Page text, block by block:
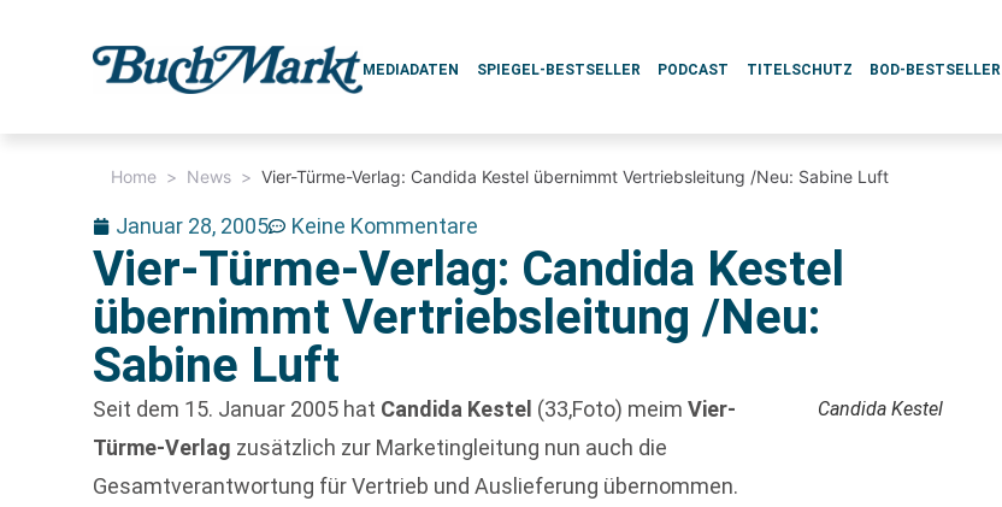
MEDIADATEN SPIEGEL-BESTSELLER PODCAST TITELSCHUTZ BOD-BESTSELLER
Home > News > Vier-Türme-Verlag: Candida Kestel übernimmt Vertriebsleitung /Neu: Sabine Luft
Januar 28, 2005 Keine Kommentare
Vier-Türme-Verlag: Candida Kestel
übernimmt Vertriebsleitung /Neu:
Sabine Luft
Candida Kestel
Seit dem 15. Januar 2005 hat Candida Kestel (33,Foto) meimVier-
Türme-Verlag zusätzlich zur Marketingleitung nun auch die
Gesamtverantwortung für Vertrieb und Auslieferung übernommen.